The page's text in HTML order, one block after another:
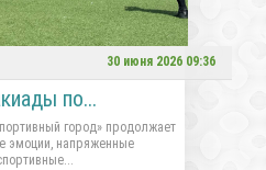
30 июня 2026 09:36
по...
город» продолжает
эмоции, напряженные